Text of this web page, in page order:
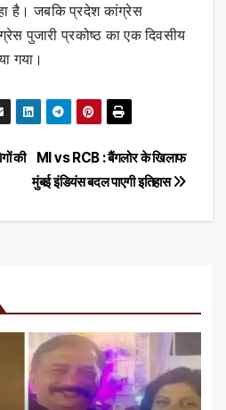
है। जबकि प्रदेश कांग्रेस
पुजारी प्रकोष्ठ का एक दिवसीय
गया।
MI vs RCB : बैंगलोर के खिलाफ
मुंबई इंडियंस बदल पाएगी इतिहास
की